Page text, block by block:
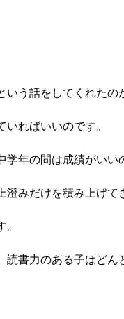
う話をしてくれたの
ればいいのです。
年の間は成績がいい
みだけを積み上げて
書力のある子はどん